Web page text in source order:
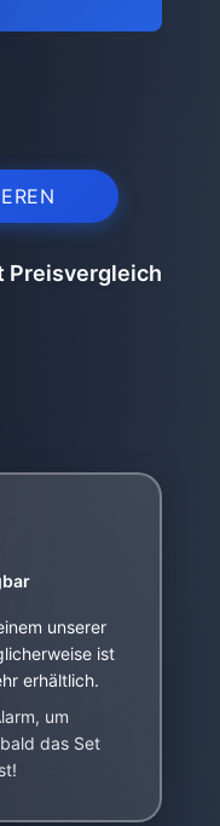
Preisvergleich
unserer
ist
erhältlich.
um
das Set